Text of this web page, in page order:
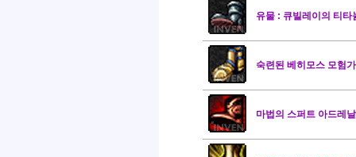
유물 : 큐빌레이의 티타
숙련된 베히모스 모험
마법의 스퍼트 아드레